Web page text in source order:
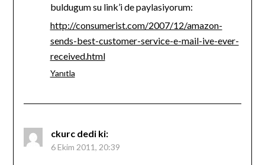
buldugum su link’i de paylasiyorum:
http://consumerist.com/2007/12/amazon-
sends-best-customer-service-e-mail-ive-ever-
received.html
Yanıtla
ckurc dedi ki:
6 Ekim 2011, 20:39